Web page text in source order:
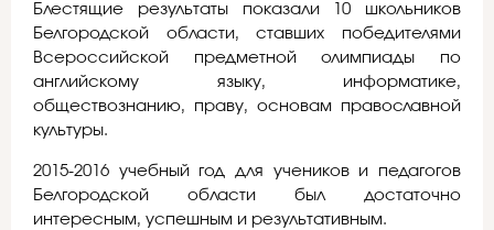
Блестящие результаты показали 10 школьников
Белгородской области, ставших победителями
Всероссийской предметной олимпиады по
английскому языку, информатике,
обществознанию, праву, основам православной
культуры.
2015-2016 учебный год для учеников и педагогов
Белгородской области был достаточно
интересным, успешным и результативным.